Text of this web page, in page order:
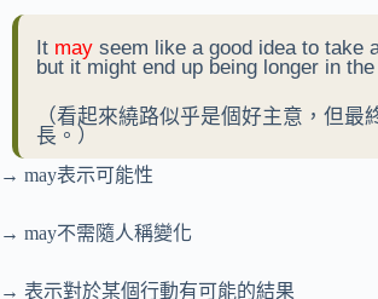
It may seem like a good idea to take
but it might end up being longer in the
（看起來繞路似乎是個好主意，但最
長。）
→ may表示可能性
→ may不需隨人稱變化
→ 表示對於某個行動有可能的結果